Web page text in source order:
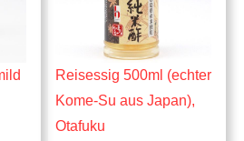
Reisessig 500ml (echter
Kome-Su aus Japan),
Otafuku